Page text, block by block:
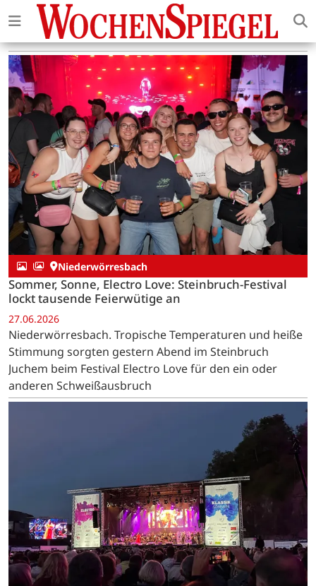
Niederwörresbach
Sommer, Sonne, Electro Love: Steinbruch-Festival
lockt tausende Feierwütige an
27.06.2026
Niederwörresbach. Tropische Temperaturen und heiße
Stimmung sorgten gestern Abend im Steinbruch
Juchem beim Festival Electro Love für den ein oder
anderen Schweißausbruch